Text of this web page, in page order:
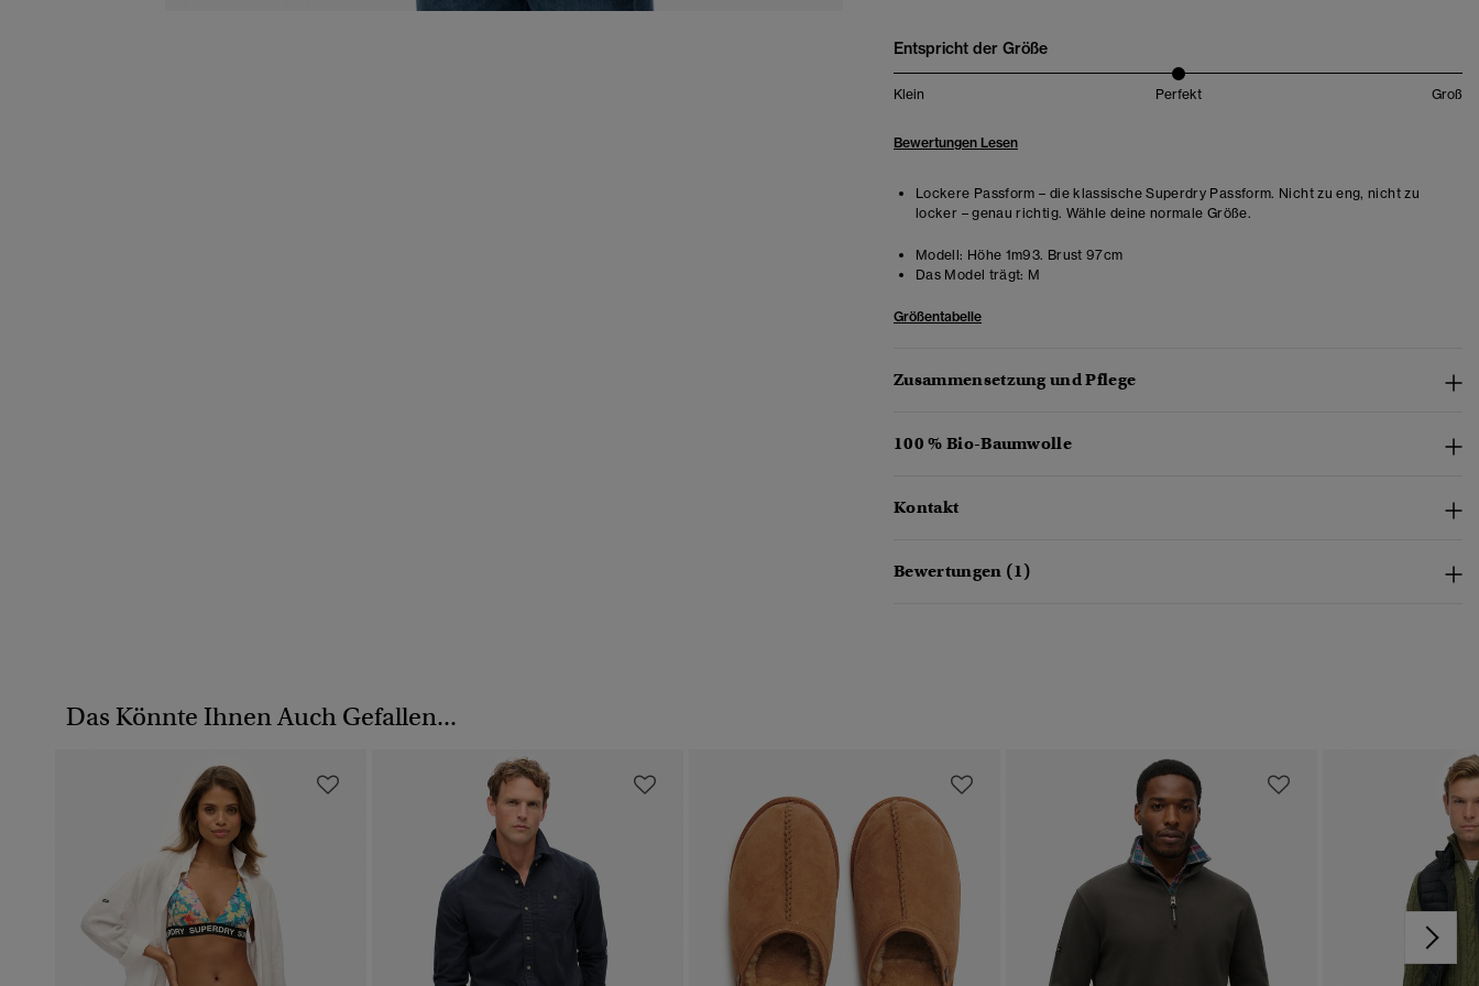
Entspricht der Größe
Klein Perfekt Groß
Bewertungen Lesen
Lockere Passform – die klassische Superdry Passform. Nicht zu eng, nicht zu
locker – genau richtig. Wähle deine normale Größe.
Modell: Höhe 1m93. Brust 97cm
Das Model trägt: M
Größentabelle
Zusammensetzung und Pflege
100 % Bio-Baumwolle
Kontakt
Bewertungen (1)
Das Könnte Ihnen Auch Gefallen...